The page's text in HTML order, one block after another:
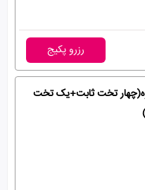
رزرو پکیج
تخت ثابت+یک تخت